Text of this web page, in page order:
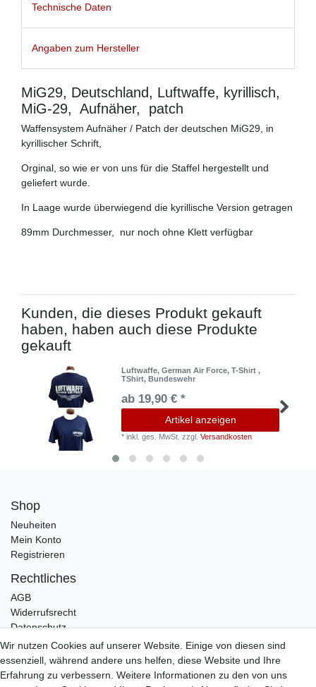
Technische Daten
Angaben zum Hersteller
MiG29, Deutschland, Luftwaffe, kyrillisch,
MiG-29, Aufnäher, patch
Waffensystem Aufnäher / Patch der deutschen MiG29, in
kyrillischer Schrift,
Orginal, so wie er von uns für die Staffel hergestellt und
geliefert wurde.
In Laage wurde überwiegend die kyrillische Version getragen
89mm Durchmesser, nur noch ohne Klett verfügbar
Kunden, die dieses Produkt gekauft
haben, haben auch diese Produkte
gekauft
Luftwaffe, German Air Force, T-Shirt ,
TShirt, Bundeswehr
ab 19,90 € *
Artikel anzeigen
*inkl. ges. MwSt. zzgl.Versandkosten
Shop
Neuheiten
Mein Konto
Registrieren
Rechtliches
AGB
Widerrufsrecht
Datenschutz
Impressum
Infos
Zahlung / Versand
Wir nutzen Cookies auf unserer Website. Einige von diesen sind
essenziell, während andere uns helfen, diese Website und Ihre
Erfahrung zu verbessern. Weitere Informationen zu den von uns